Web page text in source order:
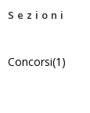
Sezioni
Concorsi(1)